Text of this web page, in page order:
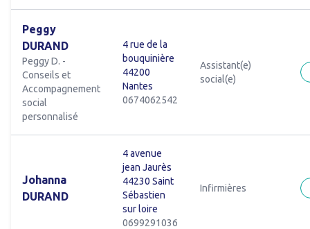
Peggy
DURAND
Peggy D. -
Conseils et
Accompagnement
social
personnalisé
4 rue de la
bouquinière
44200
Nantes
0674062542
Assistant(e)
social(e)
Johanna
DURAND
4 avenue
jean Jaurès
44230 Saint
Sébastien
sur loire
0699291036
Infirmières